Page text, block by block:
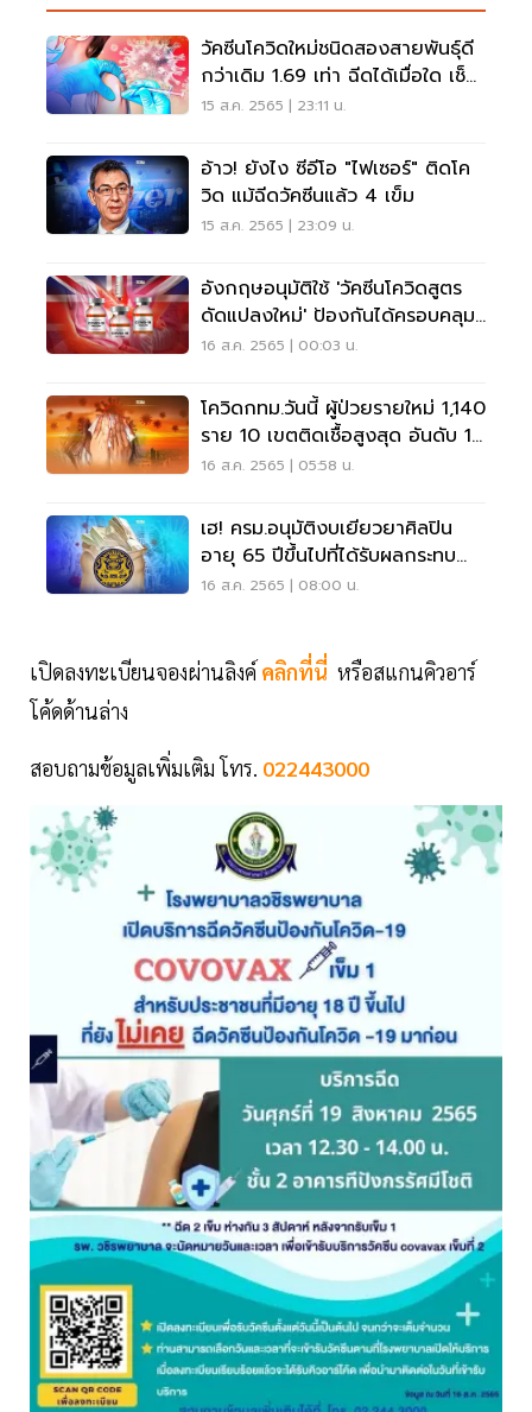
วัคซีนโควิดใหม่ชนิดสองสายพันธุ์ดี
กว่าเดิม 1.69 เท่า ฉีดได้เมื่อใด เช็ค
เลย
15 ส.ค. 2565 | 23:11 น.
อ้าว! ยังไง ซีอีโอ "ไฟเซอร์" ติดโค
วิด แม้ฉีดวัคซีนแล้ว 4 เข็ม
15 ส.ค. 2565 | 23:09 น.
อังกฤษอนุมัติใช้ 'วัคซีนโควิดสูตร
ดัดแปลงใหม่' ป้องกันได้ครอบคลุม
กว่าเดิม
16 ส.ค. 2565 | 00:03 น.
โควิดกทม.วันนี้ ผู้ป่วยรายใหม่ 1,140
ราย 10 เขตติดเชื้อสูงสุด อันดับ 1
ราชเทวี
16 ส.ค. 2565 | 05:58 น.
เฮ! ครม.อนุมัติงบเยียวยาศิลปิน
อายุ 65 ปีขึ้นไปที่ได้รับผลกระทบ
จากโควิด
16 ส.ค. 2565 | 08:00 น.
เปิดลงทะเบียนจองผ่านลิงค์ คลิกที่นี่ หรือสแกนคิวอาร์
โค้ดด้านล่าง
สอบถามข้อมูลเพิ่มเติม โทร. 022443000